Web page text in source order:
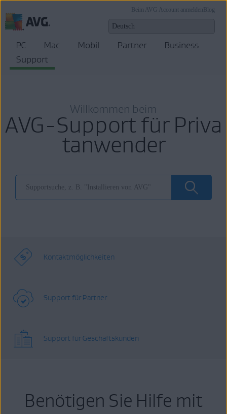
Blog
Beim AVG Account anmelden
PC Mac Mobil Partner
Business
Support
Willkommen beim
AVG-Support für Priva
tanwender
Kontaktmöglichkeiten
Support für Partner
Support für Geschäftskunden
Benötigen Sie Hilfe mit